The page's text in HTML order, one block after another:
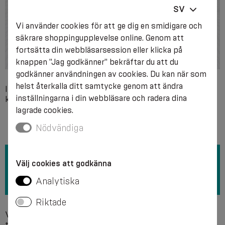
Individuell överkänslighet mot något av produktens
komponentmaterial.
Vi rekommenderar handtvätt i tvållösning vid en
SV
Vi använder cookies för att ge dig en smidigare och
säkrare shoppingupplevelse online. Genom att
fortsätta din webbläsarsession eller klicka på
knappen "Jag godkänner" bekräftar du att du
godkänner användningen av cookies. Du kan när som
helst återkalla ditt samtycke genom att ändra
inställningarna i din webbläsare och radera dina
lagrade cookies.
Nödvändiga
Välj cookies att godkänna
Analytiska
Riktade